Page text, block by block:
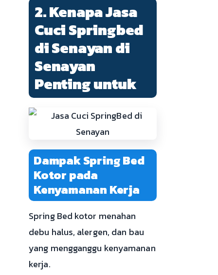
2. Kenapa Jasa
Cuci Springbed
di Senayan di
Senayan
Penting untuk
Dampak Spring Bed
Kotor pada
Kenyamanan Kerja
Spring Bed kotor menahan
debu halus, alergen, dan bau
yang mengganggu kenyamanan
kerja.